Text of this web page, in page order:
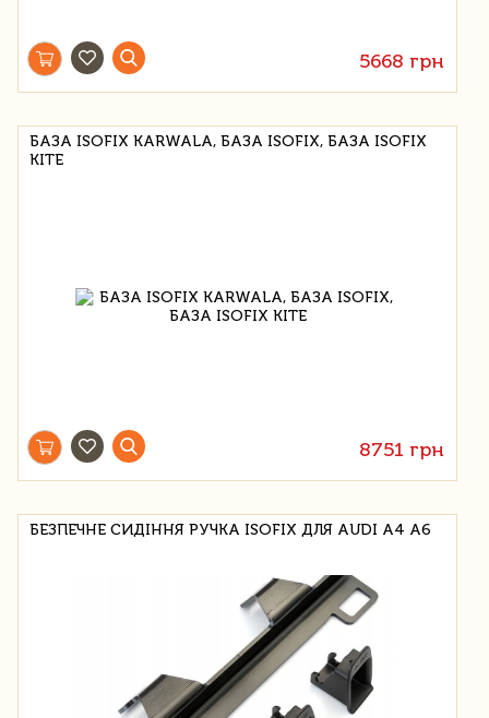
5668 грн
БАЗА ISOFIX KARWALA, БАЗА ISOFIX, БАЗА ISOFIX
KITE
8751 грн
БЕЗПЕЧНЕ СИДІННЯ РУЧКА ISOFIX ДЛЯ AUDI A4 A6